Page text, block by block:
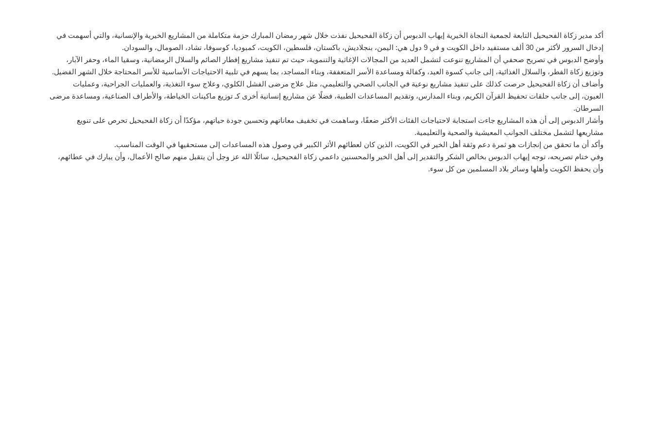
أكد مدير زكاة الفحيحيل التابعة لجمعية النجاة الخيرية إيهاب الدبوس أن زكاة الفحيحيل نفذت خلال شهر رمضان المبارك حزمة متكاملة من المشاريع الخيرية والإنسانية، والتي أسهمت في
إدخال السرور لأكثر من 30 ألف مستفيد داخل الكويت و في 9 دول هي: اليمن، بنجلاديش، باكستان، فلسطين، الكويت، كمبوديا، كوسوفا، تشاد، الصومال، والسودان.
وأوضح الدبوس في تصريح صحفي أن المشاريع تنوعت لتشمل العديد من المجالات الإغاثية والتنموية، حيث تم تنفيذ مشاريع إفطار الصائم والسلال الرمضانية، وسقيا الماء، وحفر الآبار،
وتوزيع زكاة الفطر، والسلال الغذائية، إلى جانب كسوة العيد، وكفالة ومساعدة الأسر المتعففة، وبناء المساجد، بما يسهم في تلبية الاحتياجات الأساسية للأسر المحتاجة خلال الشهر الفضيل.
وأضاف أن زكاة الفحيحيل حرصت كذلك على تنفيذ مشاريع نوعية في الجانب الصحي والتعليمي، مثل علاج مرضى الفشل الكلوي، وعلاج سوء التغذية، والعمليات الجراحية، وعمليات
العيون، إلى جانب حلقات تحفيظ القرآن الكريم، وبناء المدارس، وتقديم المساعدات الطبية، فضلًا عن مشاريع إنسانية أخرى كـ توزيع ماكينات الخياطة، والأطراف الصناعية، ومساعدة مرضى
السرطان.
وأشار الدبوس إلى أن هذه المشاريع جاءت استجابة لاحتياجات الفئات الأكثر ضعفًا، وساهمت في تخفيف معاناتهم وتحسين جودة حياتهم، مؤكدًا أن زكاة الفحيحيل تحرص على تنويع
مشاريعها لتشمل مختلف الجوانب المعيشية والصحية والتعليمية.
وأكد أن ما تحقق من إنجازات هو ثمرة دعم وثقة أهل الخير في الكويت، الذين كان لعطائهم الأثر الكبير في وصول هذه المساعدات إلى مستحقيها في الوقت المناسب.
وفي ختام تصريحه، توجه إيهاب الدبوس بخالص الشكر والتقدير إلى أهل الخير والمحسنين داعمي زكاة الفحيحيل، سائلًا الله عز وجل أن يتقبل منهم صالح الأعمال، وأن يبارك في عطائهم،
وأن يحفظ الكويت وأهلها وسائر بلاد المسلمين من كل سوء.